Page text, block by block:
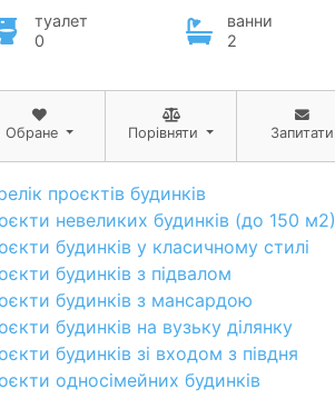
туалет
0
ванни
2
Обране Порівняти Запитати
проєктів будинків
невеликих будинків (до 150 м2)
будинків у класичному стилі
будинків з підвалом
будинків з мансардою
будинків на вузьку ділянку
будинків зі входом з півдня
односімейних будинків